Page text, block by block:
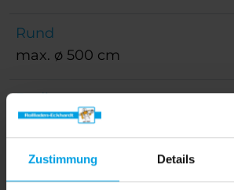
Zustimmung Details
Rund
max. ø 500 cm
Bedienung
Easy-Lift-Balance System
Farbe
RAL 7016 anthrazitgrau, RAL